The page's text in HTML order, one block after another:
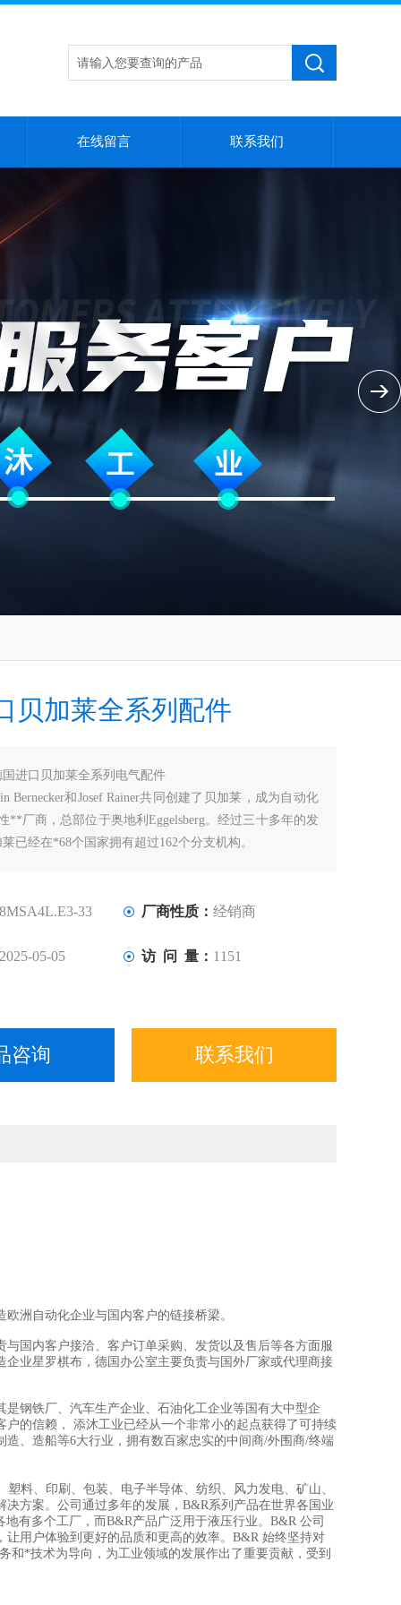
在线留言 联系我们
贝加莱全系列配件
国进口贝加莱全系列电气配件
Bernecker和Josef Rainer共同创建了贝加莱，成为自动化
**厂商，总部位于奥地利Eggelsberg。经过三十多年的发
已经在*68个国家拥有超过162个分支机构。
8MSA4L.E3-33 厂商性质： 经销商
2025-05-05 访 问 量： 1151
咨询 联系我们
洲自动化企业与国内客户的链接桥梁。
国内客户接洽、客户订单采购、发货以及售后等各方面服
业星罗棋布，德国办公室主要负责与国外厂家或代理商接
钢铁厂、汽车生产企业、石油化工企业等国有大中型企
的信赖， 添沐工业已经从一个非常小的起点获得了可持续
、造船等6大行业，拥有数百家忠实的中间商/外围商/终端
料、印刷、包装、电子半导体、纺织、风力发电、矿山、
方案。公司通过多年的发展，B&R系列产品在世界各国业
有多个工厂，而B&R产品广泛用于液压行业。B&R 公司
用户体验到更好的品质和更高的效率。B&R 始终坚持对
和*技术为导向，为工业领域的发展作出了重要贡献，受到